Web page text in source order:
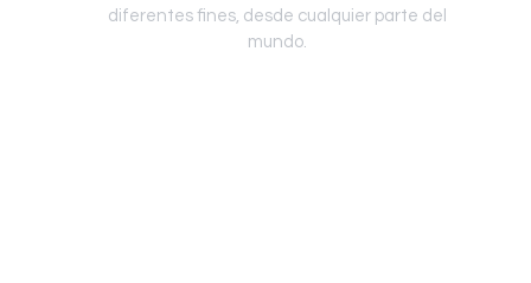
diferentes fines, desde cualquier parte del
mundo.